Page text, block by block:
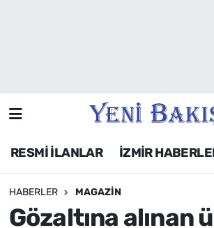
RESMİ İLANLAR İZMİR
HABERLER MAGAZIN
Gözaltına alınan
Siyaset
Asayiş / Polis-Adliye